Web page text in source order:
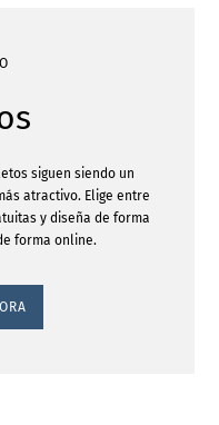
siguen siendo un
atractivo. Elige entre
y diseña de forma
forma online.